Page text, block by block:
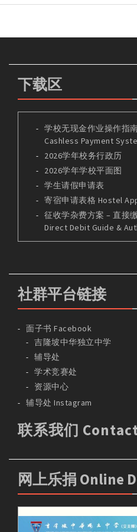
下载区
学校无现金作业操作指
Cashless Payment
2026学年校务行政历
2026学年学校平面图
学生请假申请表
寄宿申请表格 Hostel
征收学杂费方案 – 直接
Direct Debit Guide &
社群平台链接
面子书 Facebook
吉隆坡中华独立中学
辅导处
学术竞赛处
资源中心
辅导处 Instagram
联系我们
网上乐捐 Online